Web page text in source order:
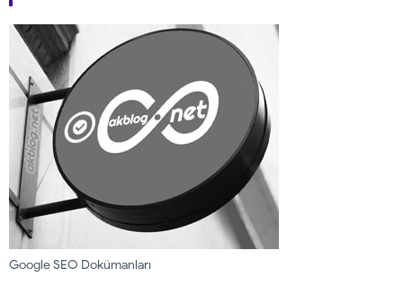
Google SEO Dokümanları